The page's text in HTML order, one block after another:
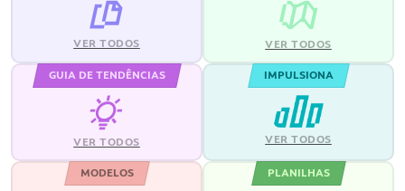
VER TODOS VER TODOS
GUIA DE TENDÊNCIAS
VER TODOS
IMPULSIONA
VER TODOS
MODELOS PLANILHAS